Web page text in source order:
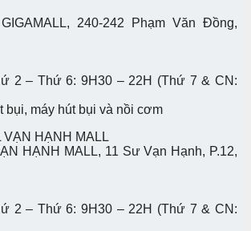
240-242 Phạm Văn Đồng,
2 – Thứ 6: 9H30 – 22H (Thứ 7 & CN:
bụi, máy hút bụi và nồi cơm
VẠN HẠNH MALL
HẠNH MALL, 11 Sư Vạn Hạnh, P.12,
2 – Thứ 6: 9H30 – 22H (Thứ 7 & CN: